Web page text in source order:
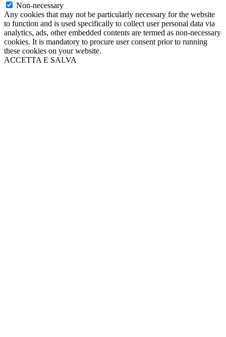
Non-necessary
Any cookies that may not be particularly necessary for the website
to function and is used specifically to collect user personal data via
analytics, ads, other embedded contents are termed as non-necessary
cookies. It is mandatory to procure user consent prior to running
these cookies on your website.
ACCETTA E SALVA